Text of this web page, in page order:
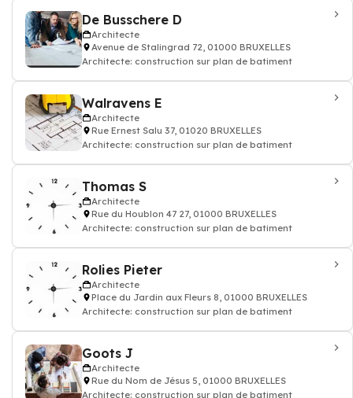
De Busschere D
Architecte
Avenue de Stalingrad 72, 01000 BRUXELLES
Architecte: construction sur plan de batiment
Walravens E
Architecte
Rue Ernest Salu 37, 01020 BRUXELLES
Architecte: construction sur plan de batiment
Thomas S
Architecte
Rue du Houblon 47 27, 01000 BRUXELLES
Architecte: construction sur plan de batiment
Rolies Pieter
Architecte
Place du Jardin aux Fleurs 8, 01000 BRUXELLES
Architecte: construction sur plan de batiment
Goots J
Architecte
Rue du Nom de Jésus 5, 01000 BRUXELLES
Architecte: construction sur plan de batiment